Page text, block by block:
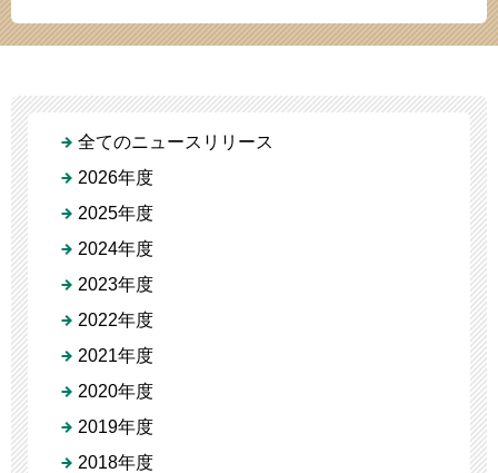
全てのニュースリリース
2026年度
2025年度
2024年度
2023年度
2022年度
2021年度
2020年度
2019年度
2018年度